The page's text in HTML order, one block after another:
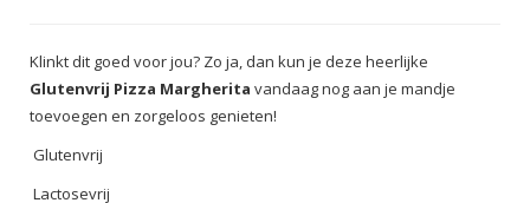
Klinkt dit goed voor jou? Zo ja, dan kun je deze heerlijke
Glutenvrij Pizza Margherita vandaag nog aan je mandje
toevoegen en zorgeloos genieten!
Glutenvrij
Lactosevrij